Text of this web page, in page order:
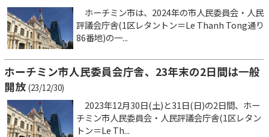
ホーチミン市は、2024年の市人民委員会・人民
評議会庁舎(1区レタントン＝Le Thanh Tong通り
86番地)の一...
ホーチミン市人民委員会庁舎、23年末の2日間は一般
開放 (23/12/30)
2023年12月30日(土)と31日(日)の2日間、ホー
チミン市人民委員会・人民評議会庁舎(1区レタン
トン＝Le Th...